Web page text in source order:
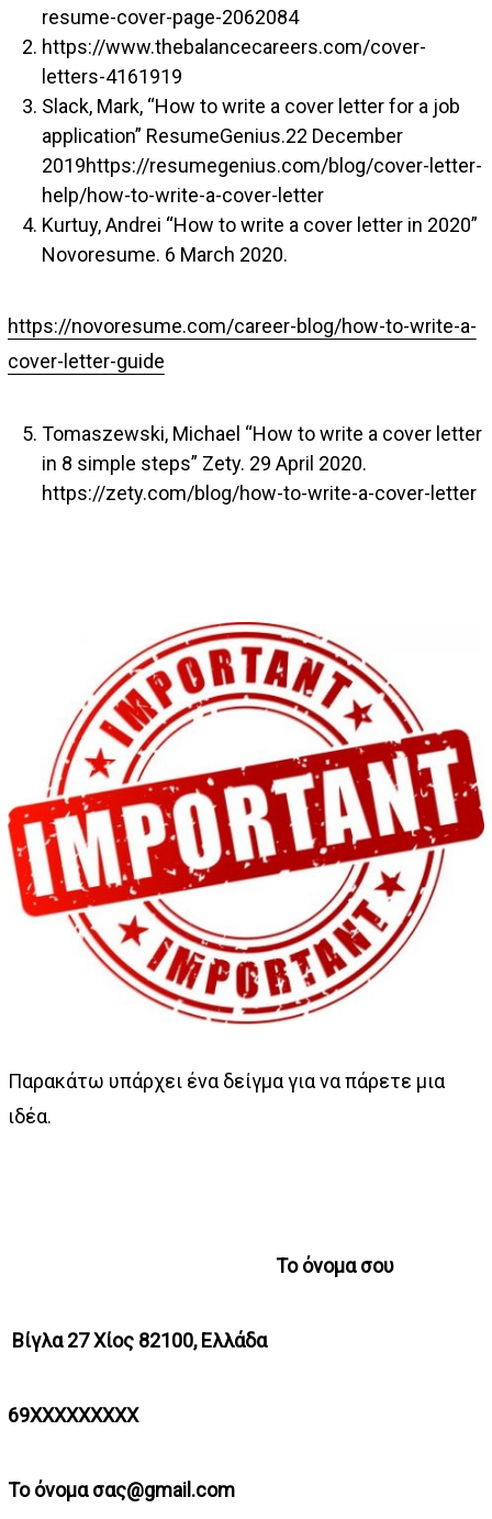
resume-cover-page-2062084
https://www.thebalancecareers.com/cover-
letters-4161919
Slack, Mark, “How to write a cover letter for a job
application” ResumeGenius.22 December
2019https://resumegenius.com/blog/cover-letter-
help/how-to-write-a-cover-letter
Kurtuy, Andrei “How to write a cover letter in 2020”
Novoresume. 6 March 2020.
https://novoresume.com/career-blog/how-to-write-a-
cover-letter-guide
Tomaszewski, Michael “How to write a cover letter
in 8 simple steps” Zety. 29 April 2020.
https://zety.com/blog/how-to-write-a-cover-letter
Παρακάτω υπάρχει ένα δείγμα για να πάρετε μια
ιδέα.
Το όνομα σου
Βίγλα 27 Χίος 82100, Ελλάδα
69ΧΧΧΧΧΧΧΧΧ
Το όνομα σας@gmail.com